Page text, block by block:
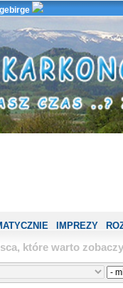
IMPREZY
które warto